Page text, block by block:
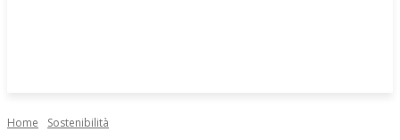
Home Sostenibilità